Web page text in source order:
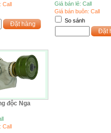
Call
Đặt hàng
Giá bán lẻ: Call
Giá bán buôn: Call
So sánh
Đặt
độc Nga
Call